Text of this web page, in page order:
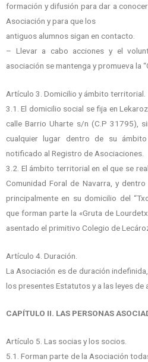
formación y difusión para dar a
Asociación y para que los
antiguos alumnos sigan en contacto.
– Llevar a cabo acciones y el
asociación se mantenga y promueva la
Artículo 3. Domicilio y ámbito territorial.
3.1. El domicilio social se fija en
calle Barrio Uharte s/n (C.P 31795),
cualquier lugar dentro de su
notificado al Registro de Asociaciones.
3.2. El ámbito territorial en el que se
Comunidad Foral de Navarra, y
principalmente en su domicilio del
que forman parte la «Gruta de
asentado el primitivo Colegio de
Artículo 4. Duración.
La Asociación es de duración
los presentes Estatutos y a las leyes de
CAPÍTULO II. LAS PERSONAS
Artículo 5. Las socias y los socios.
5.1. Forman parte de la Asociación